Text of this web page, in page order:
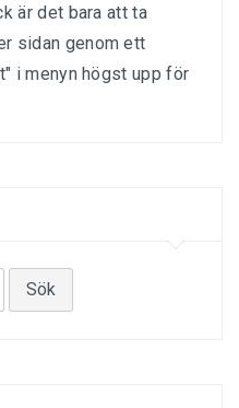
är det bara att ta
sidan genom ett
i menyn högst upp för